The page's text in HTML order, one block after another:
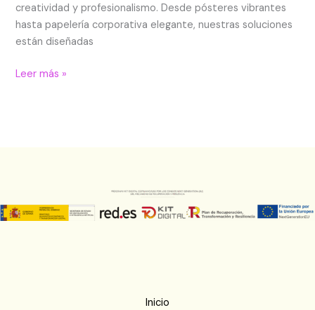
creatividad y profesionalismo. Desde pósteres vibrantes
hasta papelería corporativa elegante, nuestras soluciones
están diseñadas
Leer más »
Inicio